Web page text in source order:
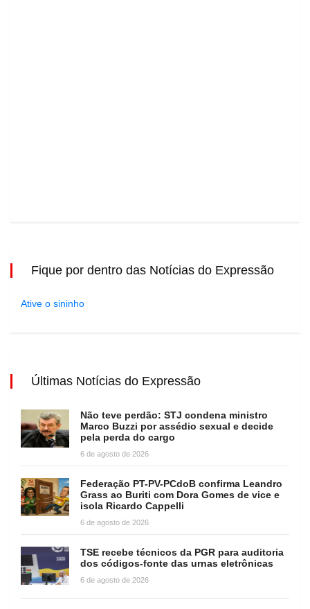
Fique por dentro das Notícias do Expressão
Ative o sininho
Últimas Notícias do Expressão
Não teve perdão: STJ condena ministro
Marco Buzzi por assédio sexual e decide
pela perda do cargo
6 de agosto de 2026
Federação PT-PV-PCdoB confirma Leandro
Grass ao Buriti com Dora Gomes de vice e
isola Ricardo Cappelli
6 de agosto de 2026
TSE recebe técnicos da PGR para auditoria
dos códigos-fonte das urnas eletrônicas
6 de agosto de 2026